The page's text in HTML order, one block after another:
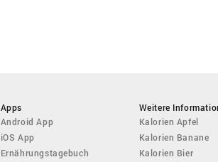
Apps
Android App
iOS App
Ernährungstagebuch
Weitere
Kalorien Apfel
Kalorien Banane
Kalorien Bier